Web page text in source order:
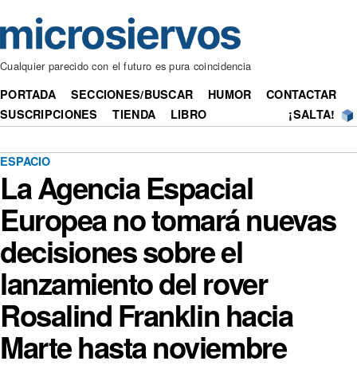
Cualquier parecido con el futuro es pura coincidencia
PORTADA SECCIONES/BUSCAR HUMOR
CONTACTAR
SUSCRIPCIONES
TIENDA LIBRO ¡SALTA!
ESPACIO
La Agencia Espacial
Europea no tomará nuevas
decisiones sobre el
lanzamiento del rover
Rosalind Franklin hacia
Marte hasta noviembre